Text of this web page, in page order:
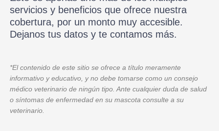
servicios y beneficios que ofrece nuestra
cobertura, por un monto muy accesible.
Dejanos tus datos y te contamos más.
*El contenido de este sitio se ofrece a título meramente
informativo y educativo, y no debe tomarse como un consejo
médico veterinario de ningún tipo. Ante cualquier duda de salud
o síntomas de enfermedad en su mascota consulte a su
veterinario.